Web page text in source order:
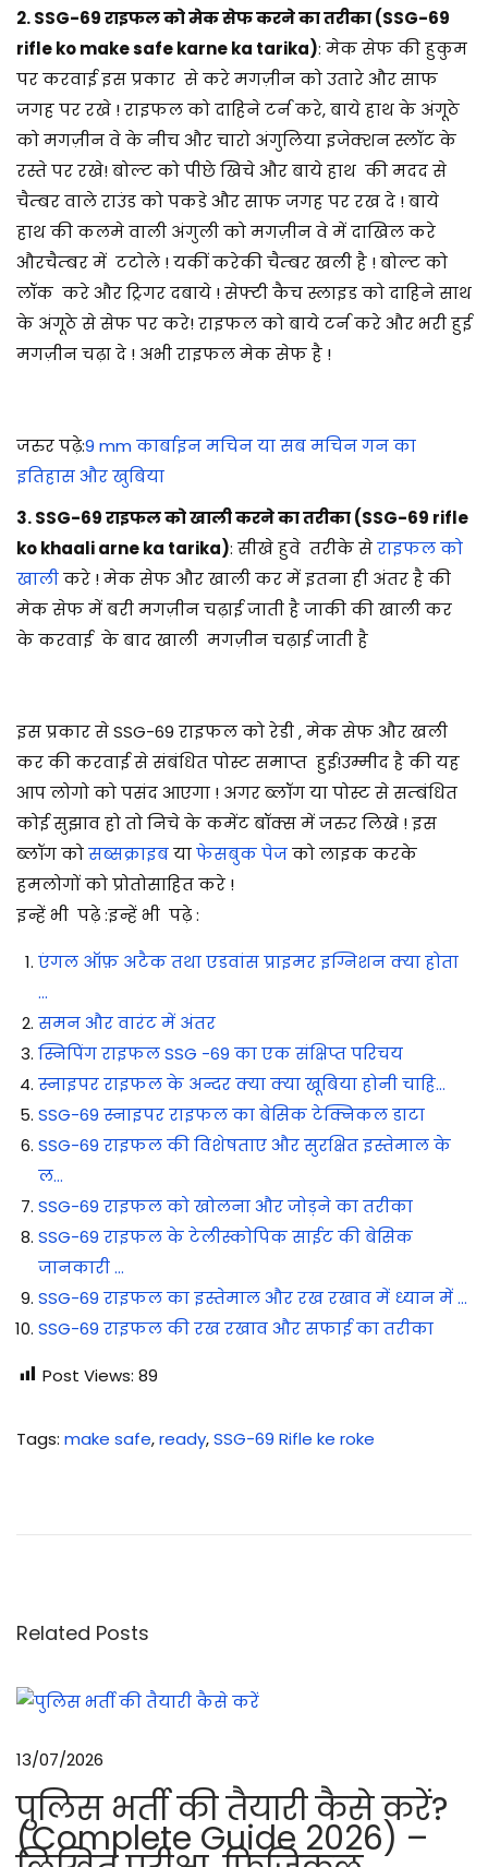
2. SSG-69 राइफल को मेक सेफ करने का तरीका (SSG-69
rifle ko make safe karne ka tarika): मेक सेफ की हुकुम
पर करवाई इस प्रकार से करे मगज़ीन को उतारे और साफ
जगह पर रखे ! राइफल को दाहिने टर्न करे, बाये हाथ के अंगूठे
को मगज़ीन वे के नीच और चारो अंगुलिया इजेक्शन स्लॉट के
रस्ते पर रखे! बोल्ट को पीछे खिचे और बाये हाथ की मदद से
चैम्बर वाले राउंड को पकडे और साफ जगह पर रख दे ! बाये
हाथ की कलमे वाली अंगुली को मगज़ीन वे में दाखिल करे
औरचैम्बर में टटोले ! यकीं करेकी चैम्बर खली है ! बोल्ट को
लॉक करे और ट्रिगर दबाये ! सेफ्टी कैच स्लाइड को दाहिने साथ
के अंगूठे से सेफ पर करे! राइफल को बाये टर्न करे और भरी हुई
मगज़ीन चढ़ा दे ! अभी राइफल मेक सेफ है !
जरुर पढ़े:9 mm कार्बाइन मचिन या सब मचिन गन का
इतिहास और खुबिया
3. SSG-69 राइफल को खाली करने का तरीका (SSG-69 rifle
ko khaali arne ka tarika): सीखे हुवे तरीके सेराइफल को
खालीकरे ! मेक सेफ और खाली कर में इतना ही अंतर है की
मेक सेफ में बरी मगज़ीन चढ़ाई जाती है जाकी की खाली कर
के करवाई के बाद खाली मगज़ीन चढ़ाई जाती है
इस प्रकार से SSG-69 राइफल को रेडी , मेक सेफ और खली
कर की करवाई से संबंधित पोस्ट समाप्त हुई!उम्मीद है की यह
आप लोगो को पसंद आएगा ! अगर ब्लॉग या पोस्ट से सम्बंधित
कोई सुझाव हो तो निचे के कमेंट बॉक्स में जरुर लिखे ! इस
ब्लॉग कोसब्सक्राइबयाफेसबुक पेजको लाइक करके
हमलोगों को प्रोतोसाहित करे !
इन्हें भी पढ़े :इन्हें भी पढ़े :
एंगल ऑफ़ अटैक तथा एडवांस प्राइमर इग्निशन क्या होता
…
समन और वारंट में अंतर
स्निपिंग राइफल SSG -69 का एक संक्षिप्त परिचय
स्नाइपर राइफल के अन्दर क्या क्या खूबिया होनी चाहि…
SSG-69 स्नाइपर राइफल का बेसिक टेक्निकल डाटा
SSG-69 राइफल की विशेषताए और सुरक्षित इस्तेमाल के
ल…
SSG-69 राइफल को खोलना और जोड़ने का तरीका
SSG-69 राइफल के टेलीस्कोपिक साईट की बेसिक
जानकारी …
SSG-69 राइफल का इस्तेमाल और रख रखाव में ध्यान में …
SSG-69 राइफल की रख रखाव और सफाई का तरीका
Post Views: 89
Tags: make safe,ready,SSG-69 Rifle ke roke
9
इ
को
भ
र
Related Posts
13/07/2026
पुलिस भर्ती की तैयारी कैसे करें?
(Complete Guide 2026) –